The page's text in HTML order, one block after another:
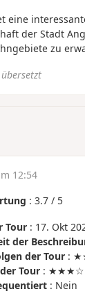
eine
der Stadt
zu
12:54
: 3.7 / 5
Tour : 17. Okt
der
der Tour :
Tour :
: Nein